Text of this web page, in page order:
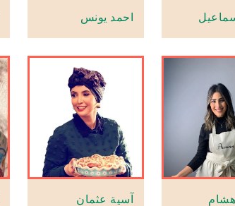
احمد يونس
هشام آسية عثمان